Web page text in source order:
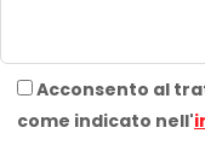
Acconsento al
come indicato nell'